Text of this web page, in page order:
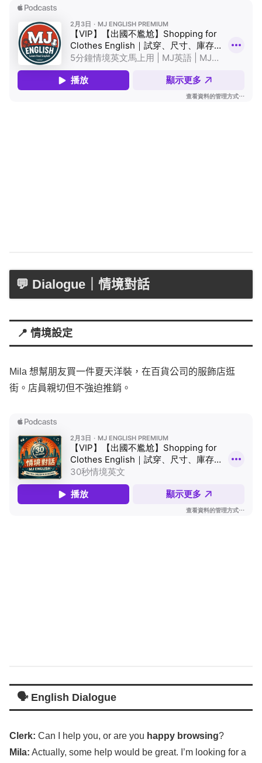
💬 Dialogue｜情境對話
📍 情境設定
Mila 想幫朋友買一件夏天洋裝，在百貨公司的服飾店逛
街。店員親切但不強迫推銷。
🗣️ English Dialogue
Clerk: Can I help you, or are you happy browsing?
Mila: Actually, some help would be great. I’m looking for a